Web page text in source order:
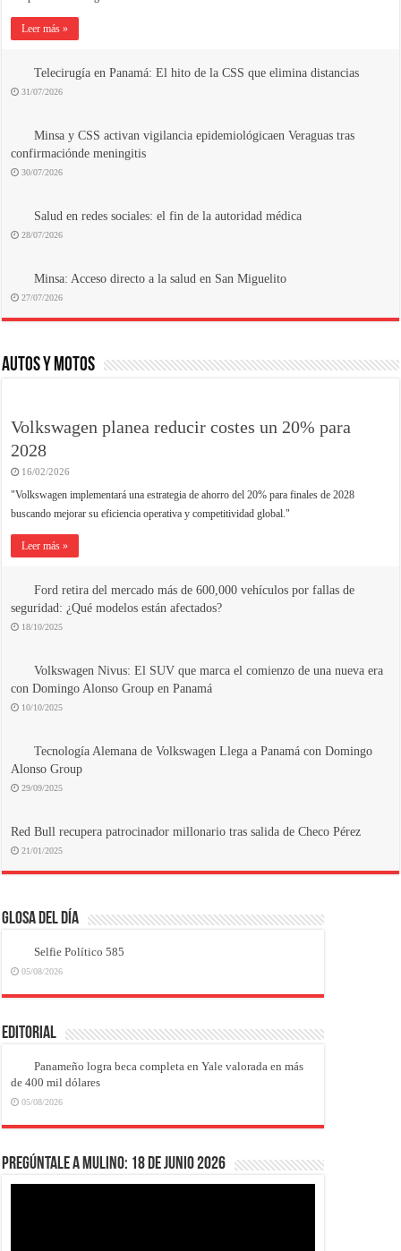
Leer más »
Telecirugía en Panamá: El hito de la CSS que elimina distancias
31/07/2026
Minsa y CSS activan vigilancia epidemiológicaen Veraguas tras
confirmaciónde meningitis
30/07/2026
Salud en redes sociales: el fin de la autoridad médica
28/07/2026
Minsa: Acceso directo a la salud en San Miguelito
27/07/2026
AUTOS Y MOTOS
Volkswagen planea reducir costes un 20% para
2028
16/02/2026
"Volkswagen implementará una estrategia de ahorro del 20% para finales de 2028
buscando mejorar su eficiencia operativa y competitividad global."
Leer más »
Ford retira del mercado más de 600,000 vehículos por fallas de
seguridad: ¿Qué modelos están afectados?
18/10/2025
Volkswagen Nivus: El SUV que marca el comienzo de una nueva era
con Domingo Alonso Group en Panamá
10/10/2025
Tecnología Alemana de Volkswagen Llega a Panamá con Domingo
Alonso Group
29/09/2025
Red Bull recupera patrocinador millonario tras salida de Checo Pérez
21/01/2025
Glosa del Día
Selfie Político 585
05/08/2026
EDITORIAL
Panameño logra beca completa en Yale valorada en más
de 400 mil dólares
05/08/2026
Pregúntale a Mulino: 18 de junio 2026